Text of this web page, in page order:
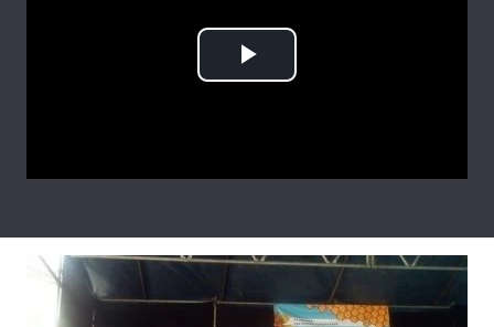
Play